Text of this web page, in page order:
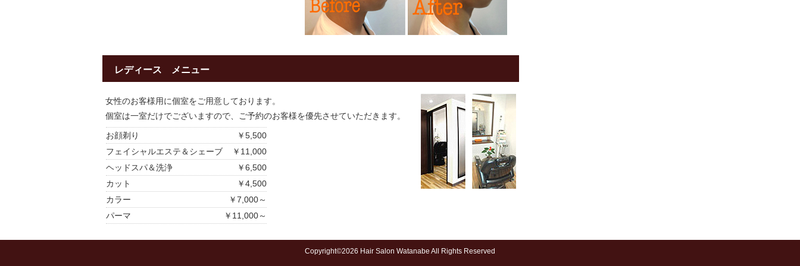
レディース メニュー
女性のお客様用に個室をご用意しております。
個室は一室だけでございますので、ご予約のお客様を優先させていただきます。
お顔剃り
￥5,500
フェイシャルエステ＆シェーブ
￥11,000
ヘッドスパ＆洗浄
￥6,500
カット
￥4,500
カラー
￥7,000～
パーマ
￥11,000～
Copyright©2026 Hair Salon Watanabe All Rights Reserved